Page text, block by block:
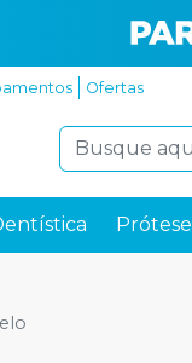
Ofertas
Prótese